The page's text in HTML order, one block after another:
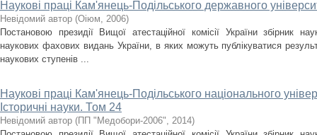
Наукові праці Кам'янець-Подільського державного
Невідомий автор (Оіюм, 2006)
Постановою президії Вищої атестаційної комісії України збірник
наукових фахових видань України, в яких можуть публікуватися
наукових ступенів ...
Наукові праці Кам'янець-Подільського національного
Історичні науки. Том 24
Невідомий автор (ПП "Медобори-2006", 2014)